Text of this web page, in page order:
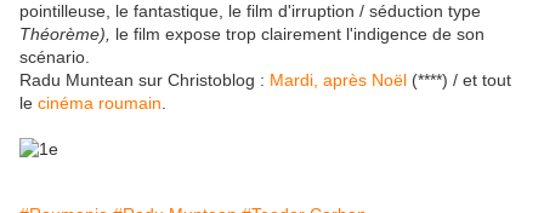
pointilleuse, le fantastique, le film d'irruption / séduction type
Théorème), le film expose trop clairement l'indigence de son
scénario.
Radu Muntean sur Christoblog : Mardi, après Noël (****) / et tout
le cinéma roumain